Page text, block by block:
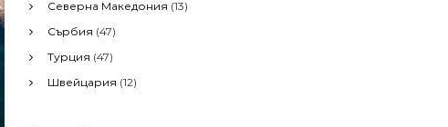
Северна Македония (13)
Сърбия (47)
Турция (47)
Швейцария (12)